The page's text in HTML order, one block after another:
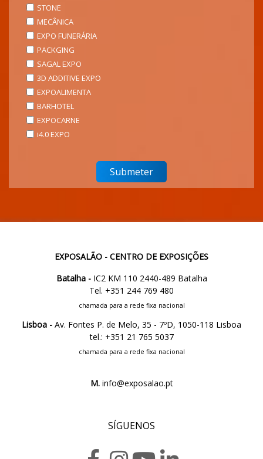
STONE
MECÂNICA
EXPO FUNERÁRIA
PACKGING
SAGAL EXPO
3D ADDITIVE EXPO
EXPOALIMENTA
BARHOTEL
EXPOCARNE
i4.0 EXPO
EXPOSALÃO - CENTRO DE EXPOSIÇÕES
Batalha -IC2 KM 110 2440-489 Batalha
Tel. +351 244 769 480
chamada para a rede fixa nacional
Lisboa - Av. Fontes P. de Melo, 35 - 7ºD, 1050-118 Lisboa
tel.: +351 21 765 5037
chamada para a rede fixa nacional
M.info@exposalao.pt
SÍGUENOS